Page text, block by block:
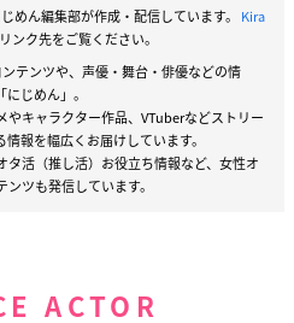
めん編集部が作成・配信しています。 Kira
ンク先をご覧ください。
テンツや、声優・舞台・俳優などの情
じめん」。
キャラクター作品、VTuberなどストリー
報を幅広くお届けしています。
活（推し活）お役立ち情報など、女性オ
ツも発信しています。
ACTOR